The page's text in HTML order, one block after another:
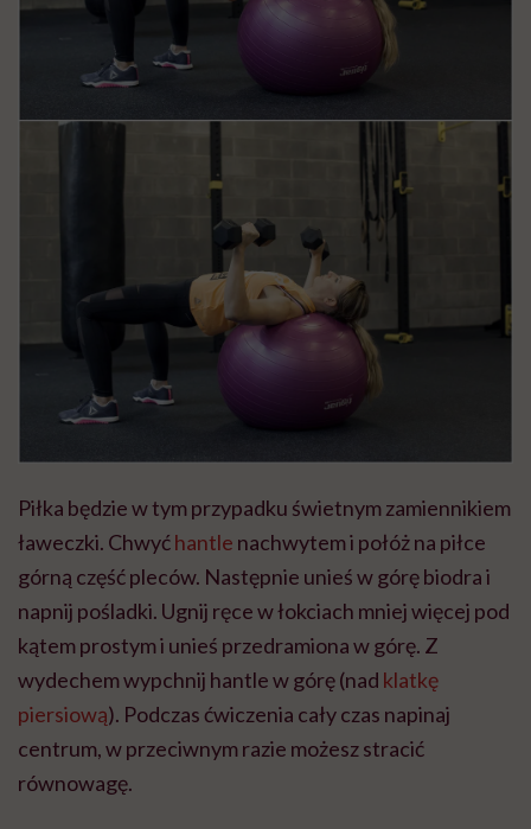
Piłka będzie w tym przypadku świetnym zamiennikiem
ławeczki. Chwyćhantle nachwytem i połóż na piłce
górną część pleców. Następnie unieś w górę biodra i
napnij pośladki. Ugnij ręce w łokciach mniej więcej pod
kątem prostym i unieś przedramiona w górę. Z
wydechem wypchnij hantle w górę (nad klatkę
piersiową). Podczas ćwiczenia cały czas napinaj
centrum, w przeciwnym razie możesz stracić
równowagę.